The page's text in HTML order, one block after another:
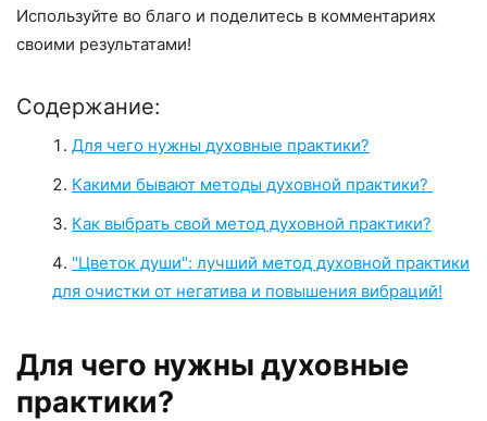
Используйте во благо и поделитесь в комментариях
своими результатами!
Содержание:
Для чего нужны духовные практики?
Какими бывают методы духовной практики?
Как выбрать свой метод духовной практики?
"Цветок души": лучший метод духовной практики
для очистки от негатива и повышения вибраций!
Для чего нужны духовные
практики?